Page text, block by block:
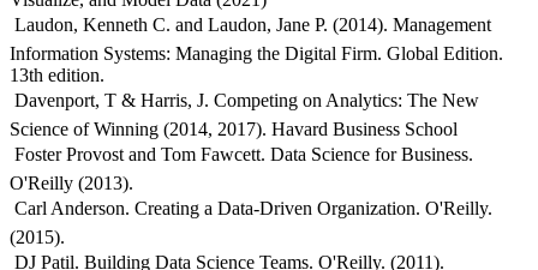
 Laudon, Kenneth C. and Laudon, Jane P. (2014). Management
Information Systems: Managing the Digital Firm. Global Edition.
13th edition.
 Davenport, T & Harris, J. Competing on Analytics: The New
Science of Winning (2014, 2017). Havard Business School
 Foster Provost and Tom Fawcett. Data Science for Business.
O'Reilly (2013).
 Carl Anderson. Creating a Data-Driven Organization. O'Reilly.
(2015).
 DJ Patil. Building Data Science Teams. O'Reilly. (2011).